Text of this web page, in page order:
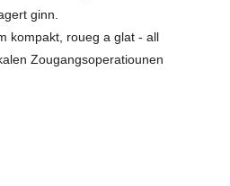
ginn.
kompakt, roueg a glat - all
Zougangsoperatiounen